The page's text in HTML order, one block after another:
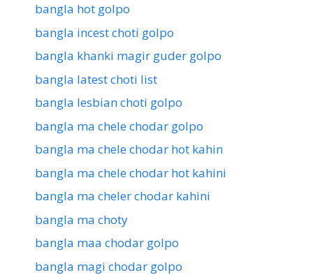
bangla hot golpo
bangla incest choti golpo
bangla khanki magir guder golpo
bangla latest choti list
bangla lesbian choti golpo
bangla ma chele chodar golpo
bangla ma chele chodar hot kahin
bangla ma chele chodar hot kahini
bangla ma cheler chodar kahini
bangla ma choty
bangla maa chodar golpo
bangla magi chodar golpo